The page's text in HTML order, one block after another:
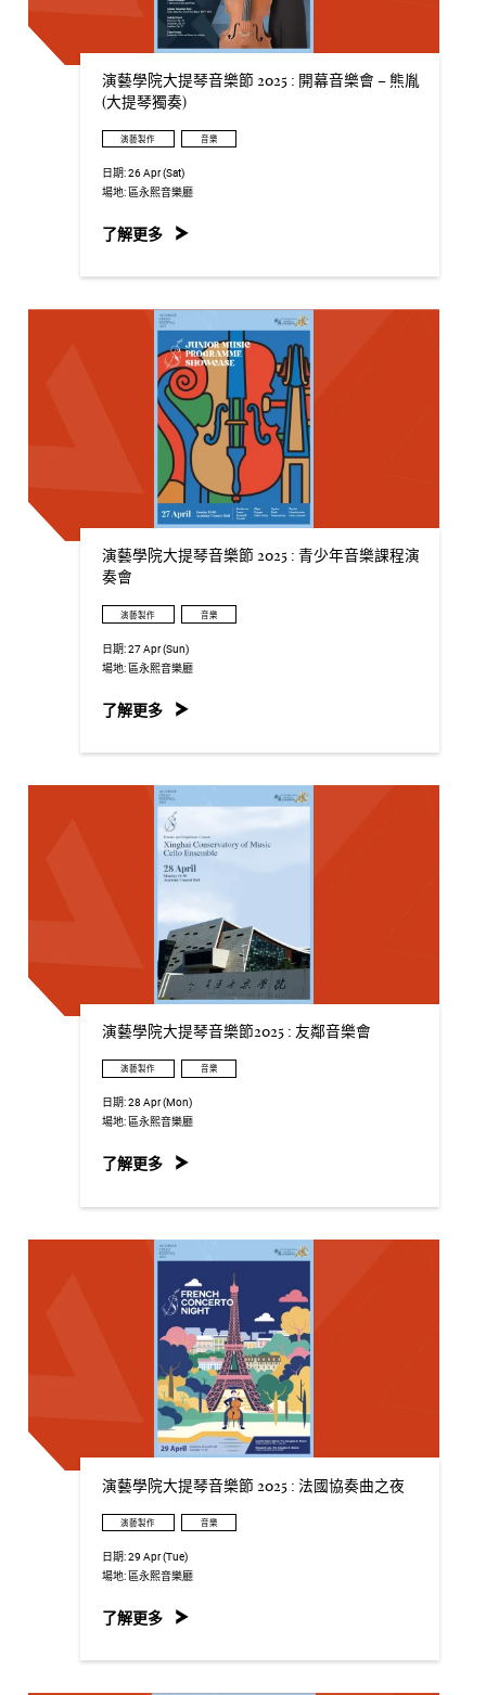
演藝學院大提琴音樂節 2025 : 開幕音樂會 – 熊胤
(大提琴獨奏)
演藝製作 音樂
日期:26 Apr (Sat)
場地:區永熙音樂廳
了解更多
演藝學院大提琴音樂節 2025 : 青少年音樂課程演
奏會
演藝製作 音樂
日期:27 Apr (Sun)
場地:區永熙音樂廳
了解更多
演藝學院大提琴音樂節2025 : 友鄰音樂會
演藝製作 音樂
日期:28 Apr (Mon)
場地:區永熙音樂廳
了解更多
演藝學院大提琴音樂節 2025 : 法國協奏曲之夜
演藝製作 音樂
日期:29 Apr (Tue)
場地:區永熙音樂廳
了解更多